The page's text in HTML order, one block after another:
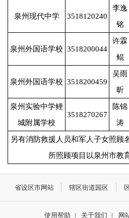
泉州现代中学 3518120240
李逸
铭
泉州外国语学校 3518200044
许霖
鲲
泉州外国语学校 3518200459
吴雨
昕
泉州实验中学鲤
城附属学校
3518270267
陈锦
涛
另有消防救援人员和军人子女照顾
所照顾项目以泉州市教
省设区市网站 辖区街道园区
使用帮助 | 关于我们 | 网